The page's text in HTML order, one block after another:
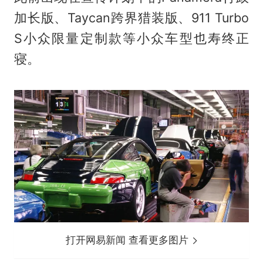
加长版、Taycan跨界猎装版、911 Turbo
S小众限量定制款等小众车型也寿终正
寝。
打开网易新闻 查看更多图片